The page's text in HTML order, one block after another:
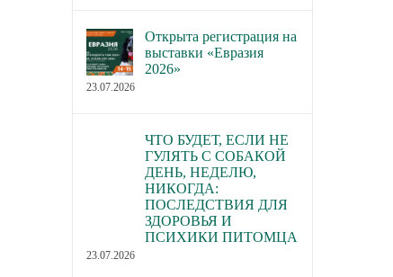
Открыта регистрация на
выставки «Евразия
2026»
23.07.2026
ЧТО БУДЕТ, ЕСЛИ НЕ
ГУЛЯТЬ С СОБАКОЙ
ДЕНЬ, НЕДЕЛЮ,
НИКОГДА:
ПОСЛЕДСТВИЯ ДЛЯ
ЗДОРОВЬЯ И
ПСИХИКИ ПИТОМЦА
23.07.2026